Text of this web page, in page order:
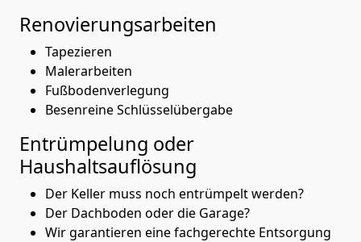
Renovierungsarbeiten
Tapezieren
Malerarbeiten
Fußbodenverlegung
Besenreine Schlüsselübergabe
Entrümpelung oder
Haushaltsauflösung
Der Keller muss noch entrümpelt werden?
Der Dachboden oder die Garage?
Wir garantieren eine fachgerechte Entsorgung